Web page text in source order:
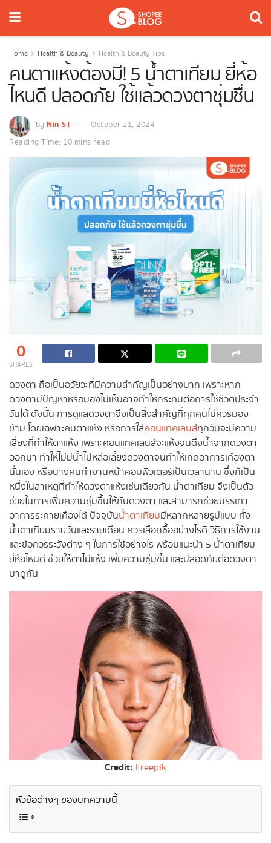
Home Health & Beauty Health & Beauty Tips
คนตาแห้งต้องมี! 5 น้ำตาเทียม ยี่ห้อ
ไหนดี ปลอดภัย ใช้แล้วดวงตาชุ่มชื่น
by Nin ST
October 21, 2024
Reading Time: 10 mins read
0
SHARES
ดวงตา ถือเป็นอวัยวะที่มีความสำคัญเป็นอย่างมาก เพราะหาก
ดวงตามีปัญหาหรือมองไม่เห็นอาจทำให้กระทบต่อการใช้ชีวิตประจำ
วันได้ ดังนั้น การดูแลดวงตาจึงเป็นสิ่งสำคัญที่ทุกคนไม่ควรมอง
ข้าม โดยเฉพาะคนตาแห้ง หรือการใส่คอนแทคเลนส์ทุกวันจะมีความ
เสี่ยงที่ทำให้ตาแห้ง เพราะคอนแทคเลนส์จะแห้งจนดึงน้ำจากดวงตา
ออกมา ทำให้ไม่มีน้ำไปหล่อเลี้ยงดวงตาจนทำให้เกิดอาการเคืองตา
นั่นเอง หรือบางคนทำงานหน้าคอมพิวเตอร์เป็นเวลานาน ซึ่งก็เป็น
หนึ่งในสาเหตุที่ทำให้ดวงตาแห้งเช่นเดียวกัน น้ำตาเทียม จึงเป็นตัว
ช่วยในการเพิ่มความชุ่มชื้นให้กับดวงตา และสามารถช่วยบรรเทา
อาการระคายเคืองได้ ปัจจุบันน้ำตาเทียมมีหลากหลายรูปแบบ ทั้ง
น้ำตาเทียมรายวันและรายเดือน ควรเลือกซื้ออย่างไรดี วิธีการใช้งาน
และข้อควรระวังต่าง ๆ ในการใช้อย่างไร พร้อมแนะนำ 5 น้ำตาเทียม
ยี่ห้อไหนดี ช่วยให้ตาไม่แห้ง เพิ่มความชุ่มชื้น และปลอดภัยต่อดวงตา
มาดูกัน
Credit: Freepik
หัวข้อต่างๆ ของบทความนี้